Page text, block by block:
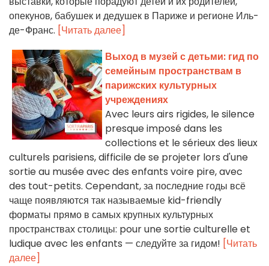
опекунов, бабушек и дедушек в Париже и регионе Иль-
де-Франс. [Читать далее]
Выход в музей с детьми: гид по
семейным пространствам в
парижских культурных
учреждениях
Avec leurs airs rigides, le silence
presque imposé dans les
collections et le sérieux des lieux
culturels parisiens, difficile de se projeter lors d'une
sortie au musée avec des enfants voire pire, avec
des tout-petits. Cependant, за последние годы всё
чаще появляются так называемые kid-friendly
форматы прямо в самых крупных культурных
пространствах столицы: pour une sortie culturelle et
ludique avec les enfants — следуйте за гидом! [Читать
далее]